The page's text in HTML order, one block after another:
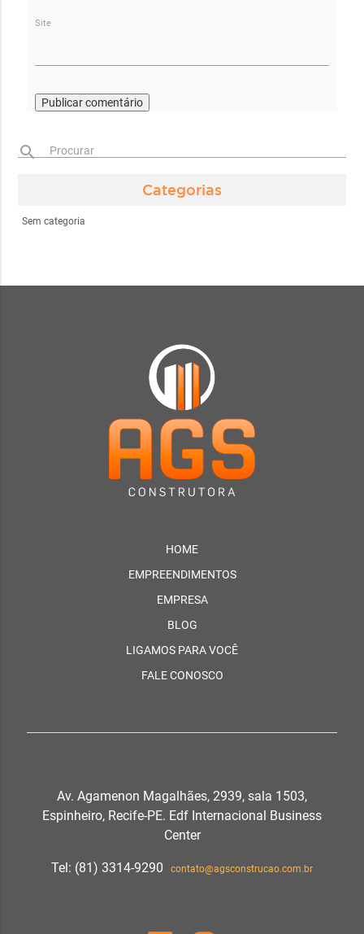
Site
search Procurar
Categorias
Sem categoria
HOME
EMPREENDIMENTOS
EMPRESA
BLOG
LIGAMOS PARA VOCÊ
FALE CONOSCO
Av. Agamenon Magalhães, 2939, sala 1503,
Espinheiro, Recife-PE. Edf Internacional Business
Center
Tel: (81) 3314-9290 contato@agsconstrucao.com.br